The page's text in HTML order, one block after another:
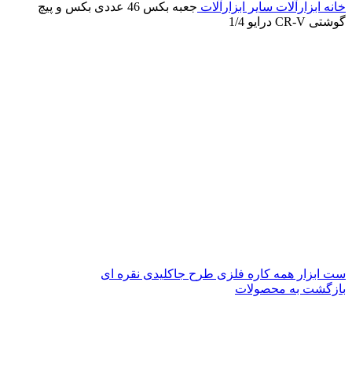
خانه ابزارآلات سایر ابزارآلات
جعبه بکس 46 عددی بکس و پیچ
گوشتی CR-V درایو 1/4
ست ابزار همه کاره فلزی طرح جاکلیدی نقره ای
بازگشت به محصولات